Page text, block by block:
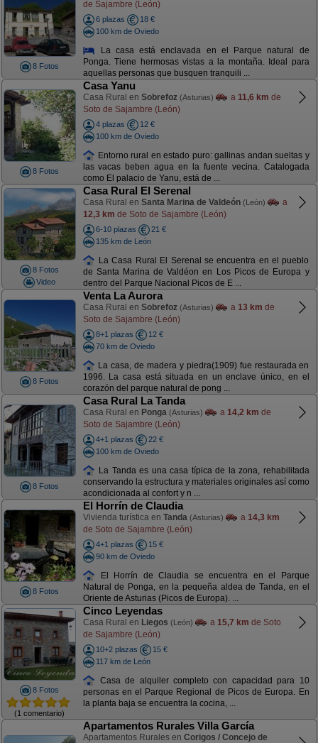
8 Fotos
de Sajambre (León)
6 plazas
18 €
100 km de Oviedo
La casa está enclavada en el Parque natural de
Ponga. Tiene hermosas vistas a la montaña. Ideal para
aquellas personas que busquen tranquili ...
8 Fotos
Casa Yanu
Casa Rural en Sobrefoz (Asturias) a 11,6 km de
Soto de Sajambre (León)
4 plazas
12 €
100 km de Oviedo
Entorno rural en estado puro: gallinas andan sueltas y
las vacas beben agua en la fuente vecina. Catalogada
como El palacio de Yanu, está de ...
8 Fotos
Video
Casa Rural El Serenal
Casa Rural en Santa Marina de Valdeón (León)
a
12,3 km de Soto de Sajambre (León)
6-10 plazas
21 €
135 km de León
La Casa Rural El Serenal se encuentra en el pueblo
de Santa Marina de Valdéon en Los Picos de Europa y
dentro del Parque Nacional Picos de E ...
8 Fotos
Venta La Aurora
Casa Rural en Sobrefoz (Asturias) a 13 km de
Soto de Sajambre (León)
8+1 plazas
12 €
70 km de Oviedo
La casa, de madera y piedra(1909) fue restaurada en
1996. La casa está situada en un enclave único, en el
corazón del parque natural de pong ...
8 Fotos
Casa Rural La Tanda
Casa Rural en Ponga (Asturias) a 14,2 km de
Soto de Sajambre (León)
4+1 plazas
22 €
100 km de Oviedo
La Tanda es una casa típica de la zona, rehabilitada
conservando la estructura y materiales originales así como
acondicionada al confort y n ...
8 Fotos
El Horrín de Claudia
Vivienda turística en Tanda (Asturias) a 14,3 km
de Soto de Sajambre (León)
4+1 plazas
15 €
90 km de Oviedo
El Horrín de Claudia se encuentra en el Parque
Natural de Ponga, en la pequeña aldea de Tanda, en el
Oriente de Asturias (Picos de Europa). ...
8 Fotos
(1 comentario)
Cinco Leyendas
Casa Rural en Liegos (León) a 15,7 km de Soto
de Sajambre (León)
10+2 plazas
15 €
117 km de León
Casa de alquiler completo con capacidad para 10
personas en el Parque Regional de Picos de Europa. En
la planta baja se encuentra la cocina, ...
Apartamentos Rurales Villa García
Apartamentos Rurales en Corigos / Concejo de